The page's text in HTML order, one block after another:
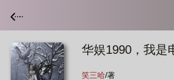
华娱1990，我是
笑三哈/著